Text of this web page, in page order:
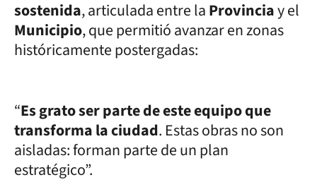
sostenida, articulada entre laProvinciay el
Municipio, que permitió avanzar en zonas
históricamente postergadas:
“Es grato ser parte de este equipo que
transforma la ciudad. Estas obras no son
aisladas: forman parte de un plan
estratégico”.